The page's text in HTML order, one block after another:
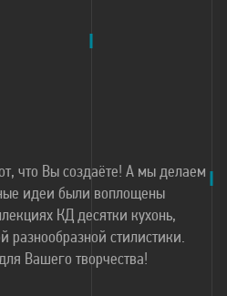
что Вы создаёте! А мы делаем
идеи были воплощены
КД десятки кухонь,
разнообразной стилистики.
Вашего творчества!